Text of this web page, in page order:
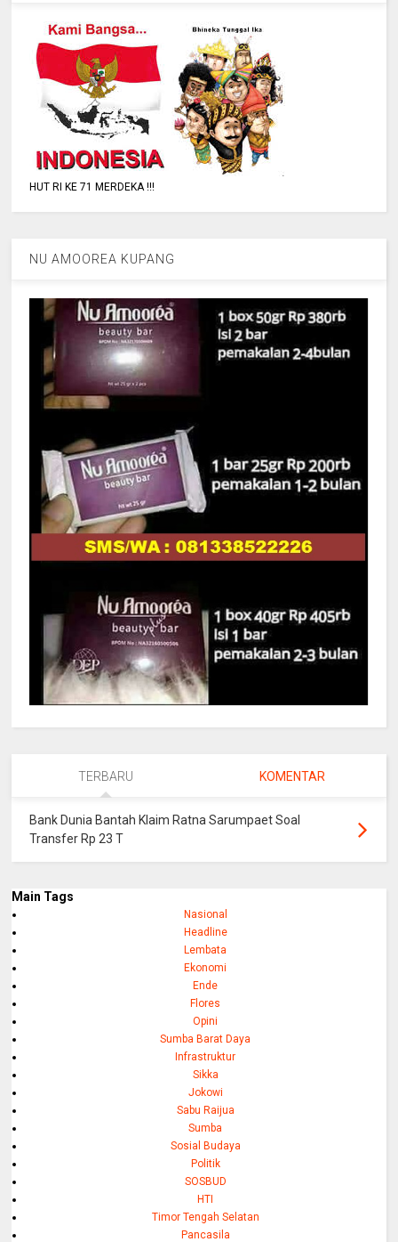
HUT RI KE 71 MERDEKA !!!
NU AMOOREA KUPANG
TERBARU KOMENTAR
Bank Dunia Bantah Klaim Ratna Sarumpaet Soal
Transfer Rp 23 T
Main Tags
Nasional
Headline
Lembata
Ekonomi
Ende
Flores
Opini
Sumba Barat Daya
Infrastruktur
Sikka
Jokowi
Sabu Raijua
Sumba
Sosial Budaya
Politik
SOSBUD
HTI
Timor Tengah Selatan
Pancasila